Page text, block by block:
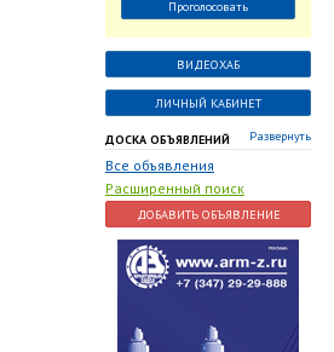
отрасль?Проголосовать
ВИДЕОХАБ
ЛИЧНЫЙ КАБИНЕТ
ДОСКА ОБЪЯВЛЕНИЙ Развернуть
Все объявления
Расширенный поиск
ДОБАВИТЬ ОБЪЯВЛЕНИЕ